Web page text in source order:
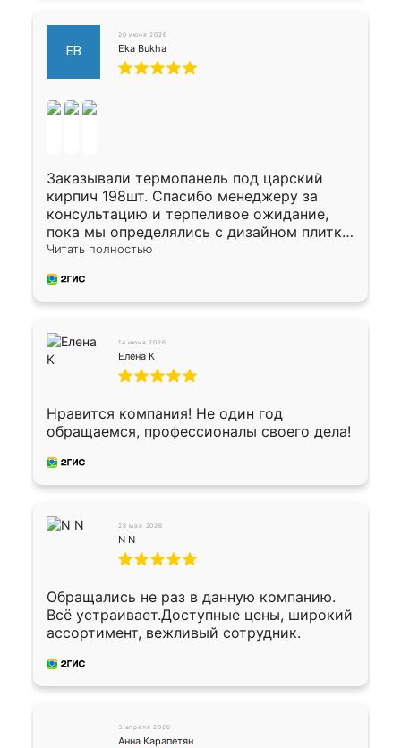
EB
20 июня 2026
Eka Bukha
Заказывали термопанель под царский
кирпич 198шт. Спасибо менеджеру за
консультацию и терпеливое ожидание,
пока мы определялись с дизайном плитки.
Исполнен заказ в срок, спасибо
предоплата наличкой 50%. Накануне с
водителем договорились о доставке в
Окончательный расчет при получении.
Огромная благодарность водителю, помог
выгрузить. Получили коробку плитки на
Осталось дело за малым-монтировать)))
Подарили два больших вазона трапеция
из архитектурного бетона-красота.
Читать полностью
14 июня 2026
Елена К
Нравится компания! Не один год
обращаемся, профессионалы своего дела!
28 мая 2026
N N
Обращались не раз в данную компанию.
Всё устраивает.Доступные цены, широкий
ассортимент, вежливый сотрудник.
3 апреля 2026
Анна Карапетян